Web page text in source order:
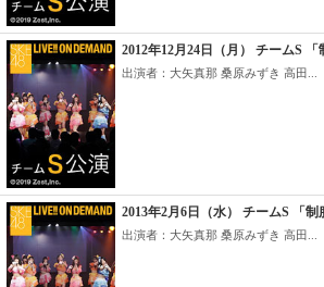
2012年12月24日（月） チームS
出演者：大矢真那 桑原みずき 高田...
2013年2月6日（水） チームS 「
出演者：大矢真那 桑原みずき 高田...